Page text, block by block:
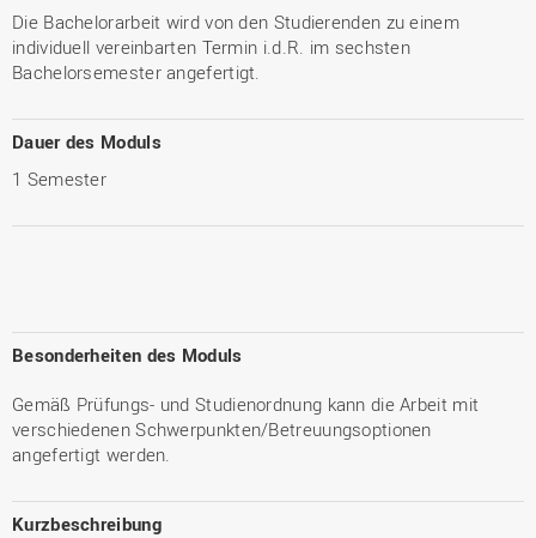
Die Bachelorarbeit wird von den Studierenden zu einem
individuell vereinbarten Termin i.d.R. im sechsten
Bachelorsemester angefertigt.
Dauer des Moduls
1 Semester
Besonderheiten des Moduls
Gemäß Prüfungs- und Studienordnung kann die Arbeit mit
verschiedenen Schwerpunkten/Betreuungsoptionen
angefertigt werden.
Kurzbeschreibung